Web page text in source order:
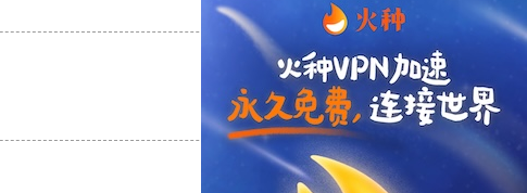
支持
支持[0] 反对[0]